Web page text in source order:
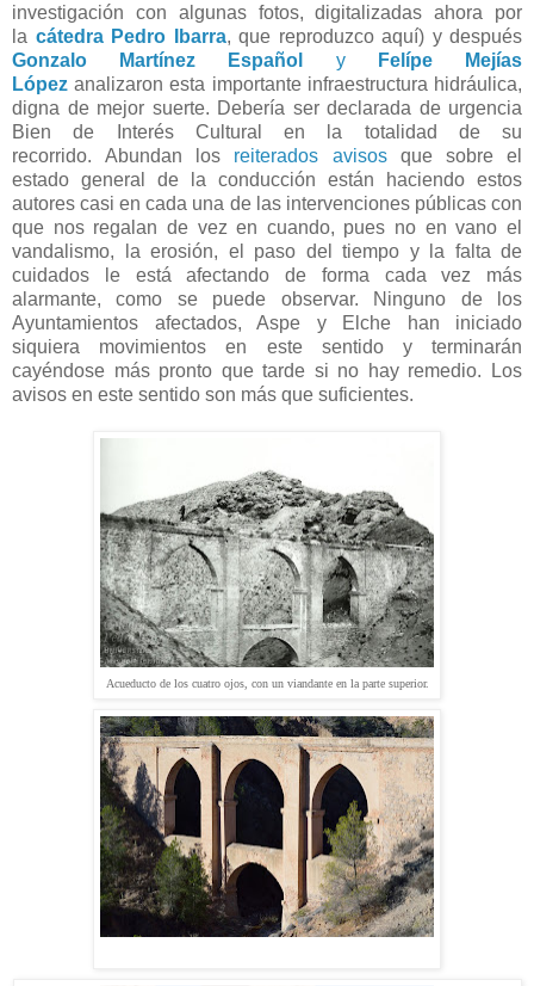
investigación con algunas fotos, digitalizadas ahora por
la cátedra Pedro Ibarra, que reproduzco aquí) y después
Gonzalo Martínez Español y
Felípe Mejías
López analizaron esta importante infraestructura hidráulica,
digna de mejor suerte. Debería ser declarada de urgencia
Bien de Interés Cultural en la totalidad de su
recorrido.Abundan los reiterados avisosque sobre el
estado general de la conducción están haciendo estos
autores casi en cada una de las intervenciones públicas con
que nos regalan de vez en cuando, pues no en vano el
vandalismo, la erosión, el paso del tiempo y la falta de
cuidados le está afectando de forma cada vez más
alarmante, como se puede observar. Ninguno de los
Ayuntamientos afectados, Aspe y Elche han iniciado
siquiera movimientos en este sentido y terminarán
cayéndose más pronto que tarde si no hay remedio. Los
avisos en este sentido son más que suficientes.
Acueducto de los cuatro ojos, con un viandante en la parte superior.